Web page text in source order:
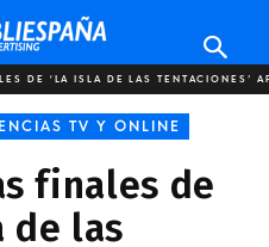
DE ‘LA ISLA DE LAS TENTACIONES’
TV Y ONLINE
finales de
de las